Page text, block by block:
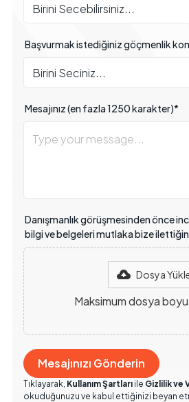
Başvurmak istediğiniz göçmenlik
Mesajınız (en fazla 1250 karakter)*
Danışmanlık görüşmesinden önce
bilgi ve belgeleri mutlaka bize
Dosya
Maksimum dosya
Tıklayarak, Kullanım Şartlarıile Gizlilik ve
okuduğunuzu ve kabul ettiğinizi beyan